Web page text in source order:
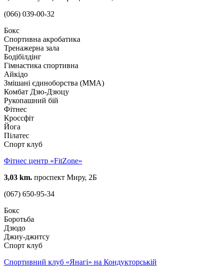
(066) 039-00-32
Бокс
Спортивна акробатика
Тренажерна зала
Бодібілдінг
Гімнастика спортивна
Айкідо
Змішані єдиноборства (ММА)
Комбат Дзю-Дзюцу
Рукопашний бій
Фітнес
Кроссфіт
Йога
Пілатес
Спорт клуб
Фітнес центр «FitZone»
3,03 km. проспект Миру, 2Б
(067) 650-95-34
Бокс
Боротьба
Дзюдо
Джиу-джитсу
Спорт клуб
Спортивний клуб «Янагі» на Кондукторській